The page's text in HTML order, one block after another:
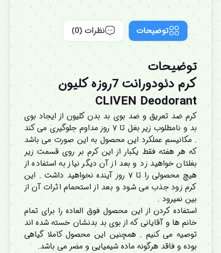
توضیحات نظرات (0)
توضیحات
کرم دئودورانت 7روزه
کلیون
CLIVEN Deodorant
کرم ضد تعریق و ضد بوی بد بدن کلیون از ایجاد بوی
بد و نامطلوب زیر بغل تا ۷ روز مداوم جلوگیری می کند
. مکانیسم عملکرد این محصول به این صورت می باشد
که هر هفته فقط یکبار از این کرم بر روی قسمت زیر
بغلتان خواهید زد و بعد از آن دیگر نیاز به استفاده از
هیچ محصولی را تا ۷ روز آینده نخواهید داشت . این
کرم زود جذب می شود و بعد از استحمام اثرات آن از
بین نمیرود .
استفاده کردن از این محصول فوق العاده را برای تمام
خانم ها و آقایانی که از بوی بد بدنشان خسته شده اند
توصیه می کنیم . همچنین این محصول کاملا گیاهی
بوده و فاقد هرگونه ماده شیمیایی و مضر می باشد.